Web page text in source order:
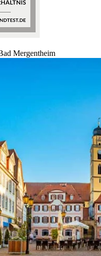
Mergentheim